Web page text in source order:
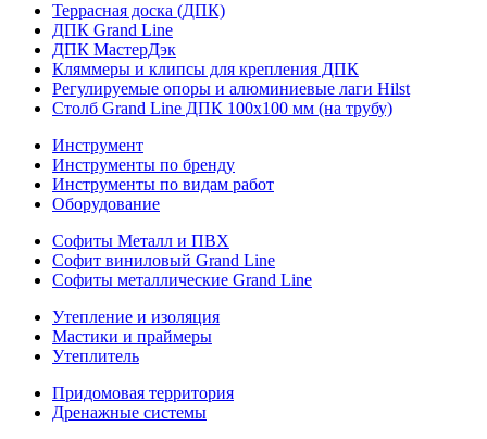
Террасная доска (ДПК)
ДПК Grand Line
ДПК МастерДэк
Кляммеры и клипсы для крепления ДПК
Регулируемые опоры и алюминиевые лаги Hilst
Столб Grand Line ДПК 100х100 мм (на трубу)
Инструмент
Инструменты по бренду
Инструменты по видам работ
Оборудование
Софиты Металл и ПВХ
Софит виниловый Grand Line
Софиты металлические Grand Line
Утепление и изоляция
Мастики и праймеры
Утеплитель
Придомовая территория
Дренажные системы